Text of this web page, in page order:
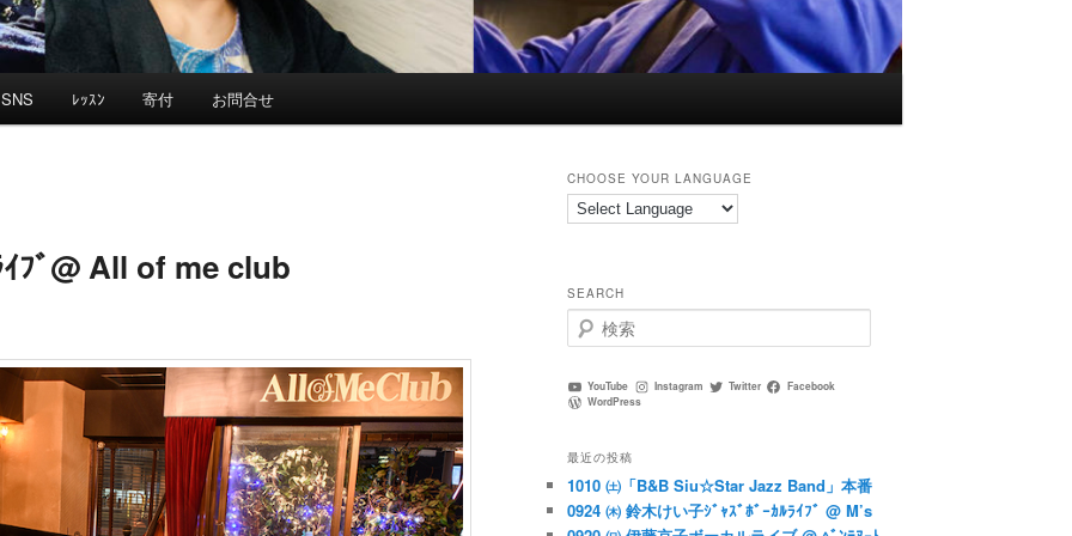
SNS ﾚｯｽﾝ 寄付 お問合せ
ﾌﾞ@ All of me club
CHOOSE YOUR LANGUAGE
SEARCH
検
索
YouTube Instagram Twitter
Facebook
WordPress
最近の投稿
1010 ㈯「B&B Siu☆Star Jazz Band」本番
0924 ㈭ 鈴木けい子ｼﾞｬｽﾞﾎﾞｰｶﾙﾗｲﾌﾞ @ M’s